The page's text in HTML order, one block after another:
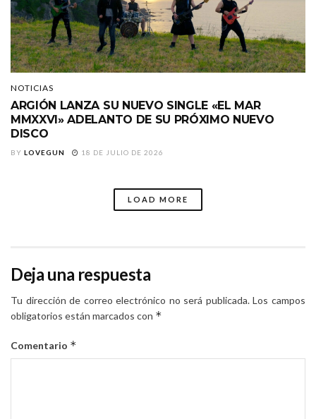
NOTICIAS
ARGIÓN LANZA SU NUEVO SINGLE «EL MAR
MMXXVI» ADELANTO DE SU PRÓXIMO NUEVO
DISCO
BY LOVEGUN 18 DE JULIO DE 2026
LOAD MORE
Deja una respuesta
Tu dirección de correo electrónico no será publicada. Los campos
obligatorios están marcados con *
Comentario *